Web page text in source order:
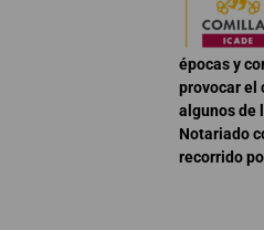
épocas y
provocar el
algunos de
Notariado
recorrido